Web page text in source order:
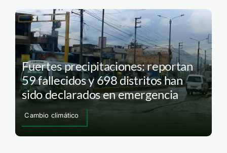
Fuertes precipitaciones: reportan
59 fallecidos y 698 distritos han
sido declarados en emergencia
Cambio climático